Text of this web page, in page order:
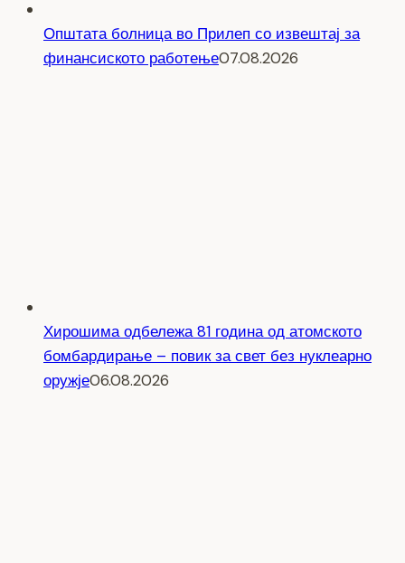
Општата болница во Прилеп со извештај за
финансиското работење07.08.2026
Хирошима одбележа 81 година од атомското
бомбардирање – повик за свет без нуклеарно
оружје06.08.2026